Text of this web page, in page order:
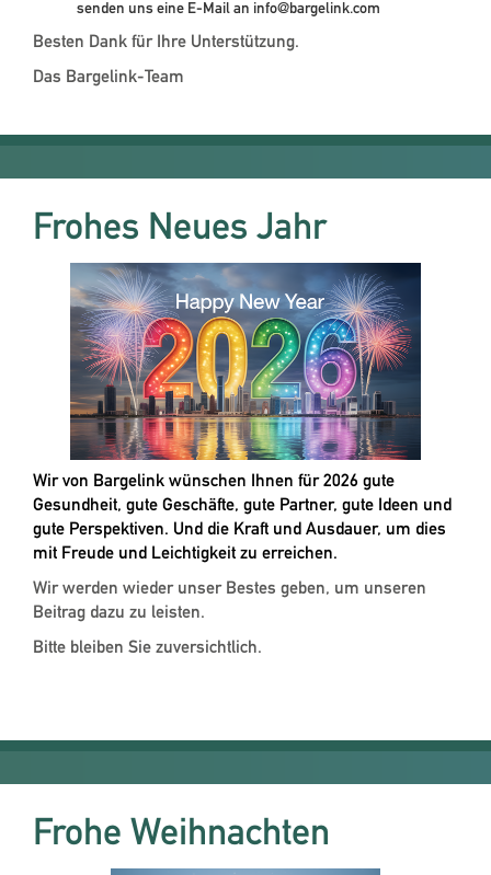
senden uns eine E-Mail an info@bargelink.com
Besten Dank für Ihre Unterstützung.
Das Bargelink-Team
Frohes Neues Jahr
Wir von Bargelink wünschen Ihnen für 2026 gute
Gesundheit, gute Geschäfte, gute Partner, gute Ideen und
gute Perspektiven. Und die Kraft und Ausdauer, um dies
mit Freude und Leichtigkeit zu erreichen.
Wir werden wieder unser Bestes geben, um unseren
Beitrag dazu zu leisten.
Bitte bleiben Sie zuversichtlich.
Frohe Weihnachten